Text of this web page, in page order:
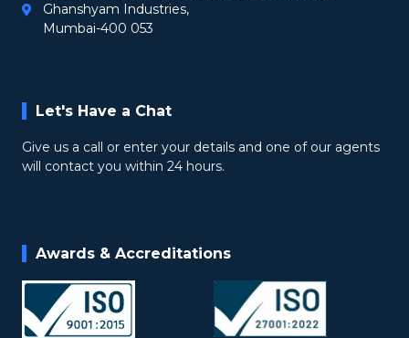
Ghanshyam Industries,
Mumbai-400 053
Let's Have a Chat
Give us a call or enter your details and one of our agents
will contact you within 24 hours.
Awards & Accreditations